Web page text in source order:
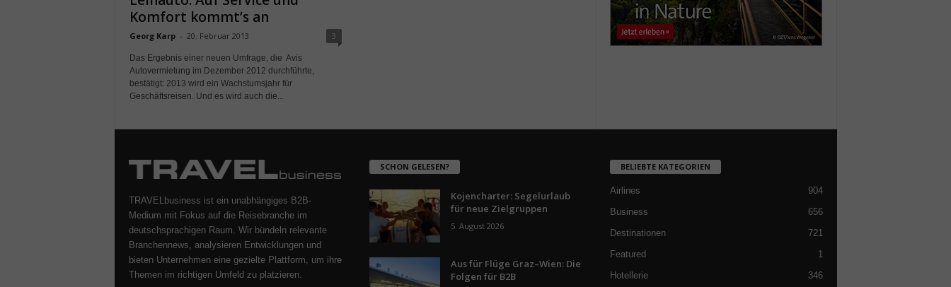
Komfort kommt’s an
Georg Karp - 20. Februar 2013 3
Das Ergebnis einer neuen Umfrage, die Avis
Autovermietung im Dezember 2012 durchführte,
bestätigt: 2013 wird ein Wachstumsjahr für
Geschäftsreisen. Und es wird auch die...
TRAVELbusiness ist ein unabhängiges B2B-
Medium mit Fokus auf die Reisebranche im
deutschsprachigen Raum. Wir bündeln relevante
Branchennews, analysieren Entwicklungen und
bieten Unternehmen eine gezielte Plattform, um ihre
Themen im richtigen Umfeld zu platzieren.
SCHON GELESEN?
Kojencharter: Segelurlaub
für neue Zielgruppen
5. August 2026
Aus für Flüge Graz–Wien: Die
Folgen für B2B
BELIEBTE KATEGORIEN
Airlines
904
Business
656
Destinationen
721
Featured
1
Hotellerie
346